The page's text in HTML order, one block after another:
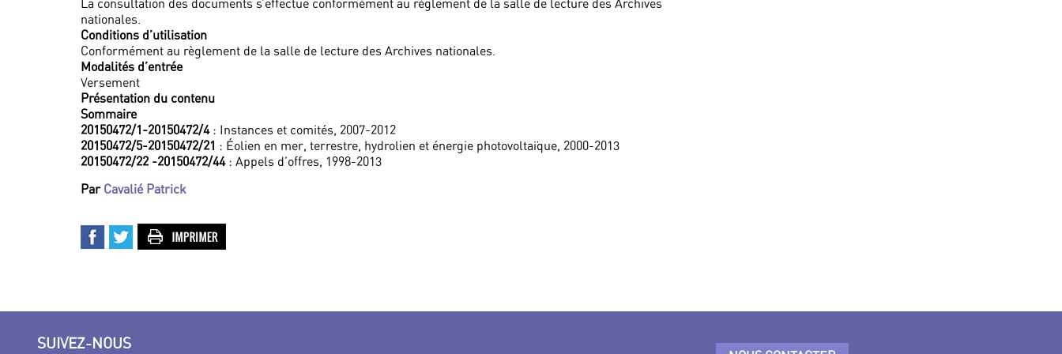
La consultation des documents s’effectue conformément au règlement de la salle de lecture des Archives
nationales.
Conditions d’utilisation
Conformément au règlement de la salle de lecture des Archives nationales.
Modalités d’entrée
Versement
Présentation du contenu
Sommaire
20150472/1-20150472/4: Instances et comités, 2007-2012
20150472/5-20150472/21 : Éolien en mer, terrestre, hydrolien et énergie photovoltaïque, 2000-2013
20150472/22 -20150472/44: Appels d’offres, 1998-2013
Par Cavalié Patrick
SUIVEZ-NOUS